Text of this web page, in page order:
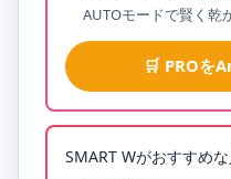
AUTOモードで賢く乾
🛒 PROを
SMART Wがおすすめな